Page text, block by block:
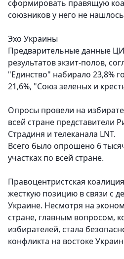
сформировать правящую
союзников у него не
Эхо Украины
Предварительные данные
результатов экзит-полов,
"Единство" набирало 23,8%
21,6%, "Союз зеленых и
Опросы провели на
всей стране представители
Страдиня и телеканала LNT.
Всего было опрошено 6
участках по всей стране.
Правоцентристская
жесткую позицию в связи с
Украине. Несмотря на
стране, главным вопросом,
избирателей, стала
конфликта на востоке